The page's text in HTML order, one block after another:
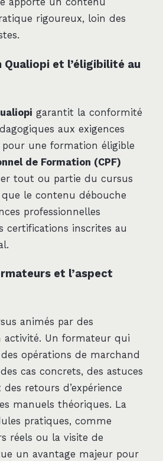
apporte un contenu
rigoureux, loin des
et l’éligibilité au
garantit la conformité
aux exigences
pour une formation éligible
de Formation (CPF)
tout ou partie du cursus
le contenu débouche
professionnelles
certifications inscrites au
et l’aspect
animés par des
activité. Un formateur qui
opérations de marchand
cas concrets, des astuces
retours d’expérience
manuels théoriques. La
pratiques, comme
réels ou la visite de
un avantage majeur pour